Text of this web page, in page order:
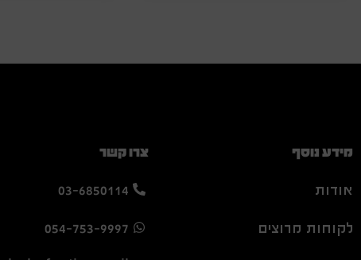
מידע נוסף
אודות
לקוחות מרוצים
צרו קשר
03-6850114
054-753-9997